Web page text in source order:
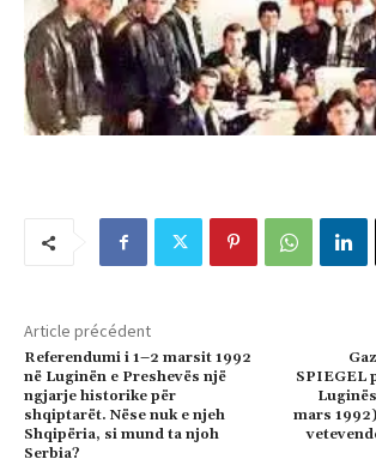
Article précédent
Referendumi i 1–2 marsit 1992
në Luginën e Preshevës një
ngjarje historike për
shqiptarët. Nëse nuk e njeh
Shqipëria, si mund ta njoh
Serbia?
SPIEGEL
mars